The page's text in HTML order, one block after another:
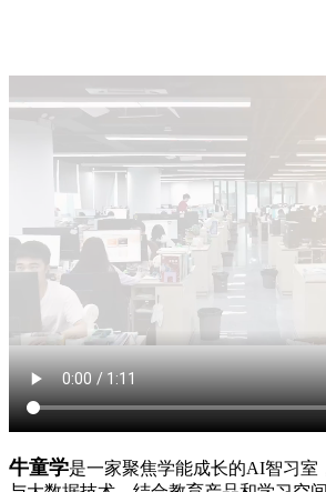
牛童学是一家聚焦学能成长的AI智习室